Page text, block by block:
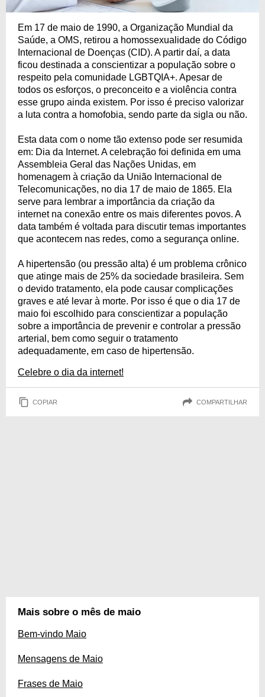
Em 17 de maio de 1990, a Organização Mundial da
Saúde, a OMS, retirou a homossexualidade do Código
Internacional de Doenças (CID). A partir daí, a data
ficou destinada a conscientizar a população sobre o
respeito pela comunidade LGBTQIA+. Apesar de
todos os esforços, o preconceito e a violência contra
esse grupo ainda existem. Por isso é preciso valorizar
a luta contra a homofobia, sendo parte da sigla ou não.
Esta data com o nome tão extenso pode ser resumida
em: Dia da Internet. A celebração foi definida em uma
Assembleia Geral das Nações Unidas, em
homenagem à criação da União Internacional de
Telecomunicações, no dia 17 de maio de 1865. Ela
serve para lembrar a importância da criação da
internet na conexão entre os mais diferentes povos. A
data também é voltada para discutir temas importantes
que acontecem nas redes, como a segurança online.
A hipertensão (ou pressão alta) é um problema crônico
que atinge mais de 25% da sociedade brasileira. Sem
o devido tratamento, ela pode causar complicações
graves e até levar à morte. Por isso é que o dia 17 de
maio foi escolhido para conscientizar a população
sobre a importância de prevenir e controlar a pressão
arterial, bem como seguir o tratamento
adequadamente, em caso de hipertensão.
Celebre o dia da internet!
COPIAR COMPARTILHAR
Mais sobre o mês de maio
Bem-vindo Maio
Mensagens de Maio
Frases de Maio